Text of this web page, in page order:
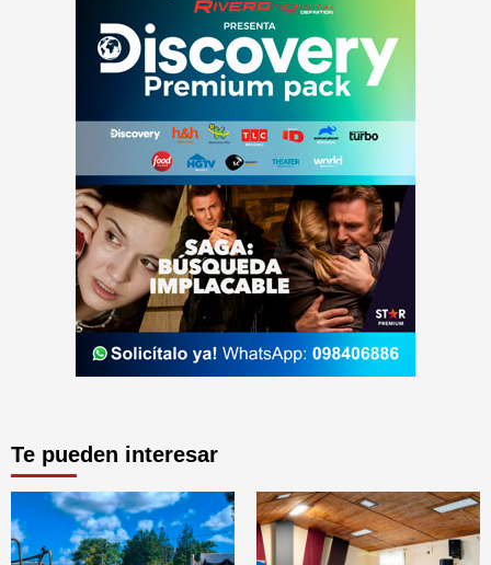
Te pueden interesar